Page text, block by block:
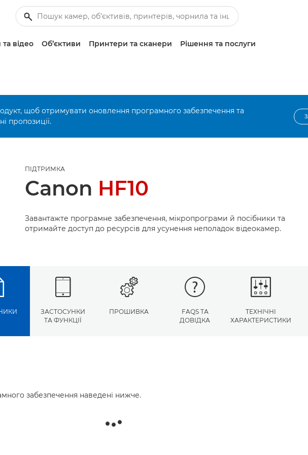
відео Об’єктиви Принтери та сканери Рішення та послуги
щоб отримувати оновлення програмного забезпечення та
пропозиції.
ПІДТРИМКА
Canon HF10
Завантажте програмне забезпечення, мікропрограми й посібники та
отримайте доступ до ресурсів для усунення неполадок відеокамер.
ЗАСТОСУНКИ
ТА ФУНКЦІЇ
ПРОШИВКА
FAQS ТА
ДОВІДКА
ТЕХНІЧНІ
ХАРАКТЕРИСТИКИ
забезпечення наведені нижче.